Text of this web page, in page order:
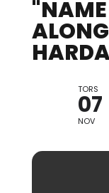
TORS
07
NOV